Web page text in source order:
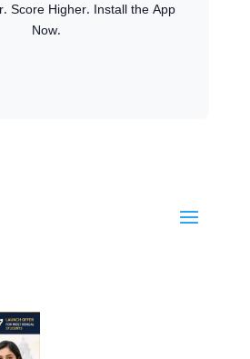
Score Higher. Install the App
Now.